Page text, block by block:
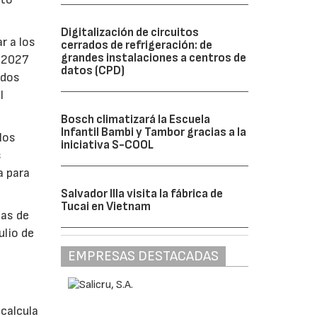
a los
para
de
de
Digitalización de circuitos
cerrados de refrigeración: de
grandes instalaciones a centros de
datos (CPD)
Bosch climatizará la Escuela
Infantil Bambi y Tambor gracias a la
iniciativa S-COOL
Salvador Illa visita la fábrica de
Tucai en Vietnam
EMPRESAS DESTACADAS